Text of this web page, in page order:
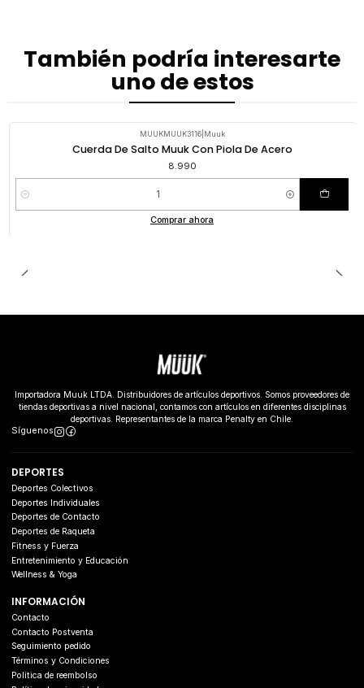
También podría interesarte
uno de estos
MUUKMUUK3116| Muuk
Cuerda De Salto Muuk Con Piola De Acero
8.990
Cantidad
Comprar ahora
Importadora Muuk LTDA. Distribuidores de artículos deportivos. Somos proveedores de
tiendas deportivas a nivel nacional, contamos con artículos en diferentes disciplinas
deportivas. Representantes de la marca Penalty en Chile.
Síguenos
DEPORTES
Deportes Colectivos
Deportes Individuales
Deportes de Contacto
Deportes de Raqueta
Fitness y Fuerza
Entretenimiento y Educación
Wellness & Yoga
INFORMACIÓN
Contacto
Contacto Postventa
Seguimiento pedido
Términos y Condiciones
Politica de reembolso